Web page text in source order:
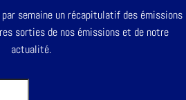
semaine un récapitulatif des émissions
sorties de nos émissions et de notre
actualité.